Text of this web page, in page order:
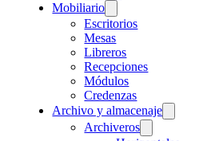
Mobiliario
Escritorios
Mesas
Libreros
Recepciones
Módulos
Credenzas
Archivo y almacenaje
Archiveros